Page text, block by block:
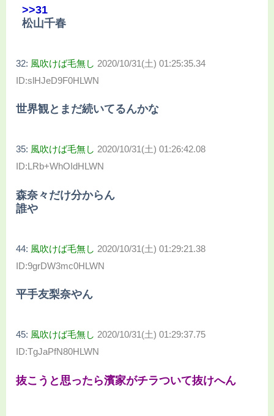
>>31
松山千春
32: 風吹けば毛無し 2020/10/31(土) 01:25:35.34
ID:slHJeD9F0HLWN
世界観とまだ続いてるんかな
35: 風吹けば毛無し 2020/10/31(土) 01:26:42.08
ID:LRb+WhOIdHLWN
森奈々だけ分からん
誰や
44: 風吹けば毛無し 2020/10/31(土) 01:29:21.38
ID:9grDW3mc0HLWN
平手友梨奈やん
45: 風吹けば毛無し 2020/10/31(土) 01:29:37.75
ID:TgJaPfN80HLWN
抜こうと思ったら濱家がチラついて抜けへん